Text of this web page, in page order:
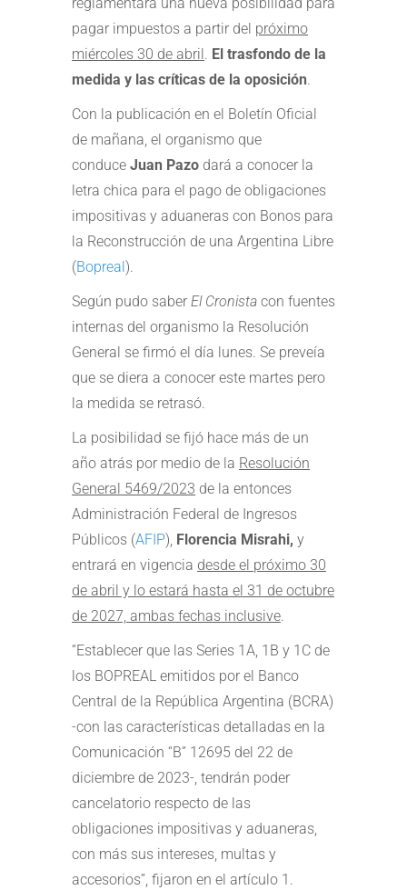
pagar impuestos a partir del próximo
miércoles 30 de abril. El trasfondo de la
medida y las críticas de la oposición.
Con la publicación en el Boletín Oficial
de mañana, el organismo que
conduce Juan Pazo dará a conocer la
letra chica para el pago de obligaciones
impositivas y aduaneras con Bonos para
la Reconstrucción de una Argentina Libre
(Bopreal).
Según pudo saber El Cronista con fuentes
internas del organismo la Resolución
General se firmó el día lunes. Se preveía
que se diera a conocer este martes pero
la medida se retrasó.
La posibilidad se fijó hace más de un
año atrás por medio de la Resolución
General 5469/2023 de la entonces
Administración Federal de Ingresos
Públicos (AFIP), Florencia Misrahi, y
entrará en vigencia desde el próximo 30
de abril y lo estará hasta el 31 de octubre
de 2027, ambas fechas inclusive.
“Establecer que las Series 1A, 1B y 1C de
los BOPREAL emitidos por el Banco
Central de la República Argentina (BCRA)
-con las características detalladas en la
Comunicación “B” 12695 del 22 de
diciembre de 2023-, tendrán poder
cancelatorio respecto de las
obligaciones impositivas y aduaneras,
con más sus intereses, multas y
accesorios”, fijaron en el artículo 1.